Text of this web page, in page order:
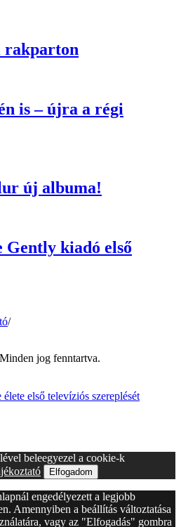
rakparton
is – újra a régi
új albuma!
Gently kiadó első
/
jog fenntartva.
első televíziós szereplését
beleegyezel a cookie-k
Elfogadom
engedélyezett a legjobb
Amennyiben a beállítás változtatása
vagy az "Elfogadás" gombra